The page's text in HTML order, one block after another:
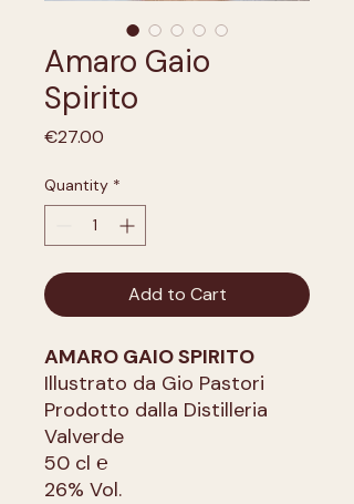
Amaro Gaio
Spirito
€27.00
Quantity *
Add to Cart
AMARO GAIO SPIRITO
Illustrato da Gio Pastori
Prodotto dalla Distilleria
Valverde
50 cl ℮
26% Vol.